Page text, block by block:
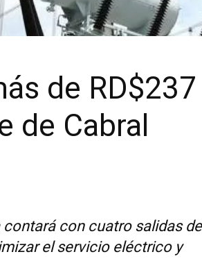
de
de Cabral
con cuatro salidas de
el servicio eléctrico y